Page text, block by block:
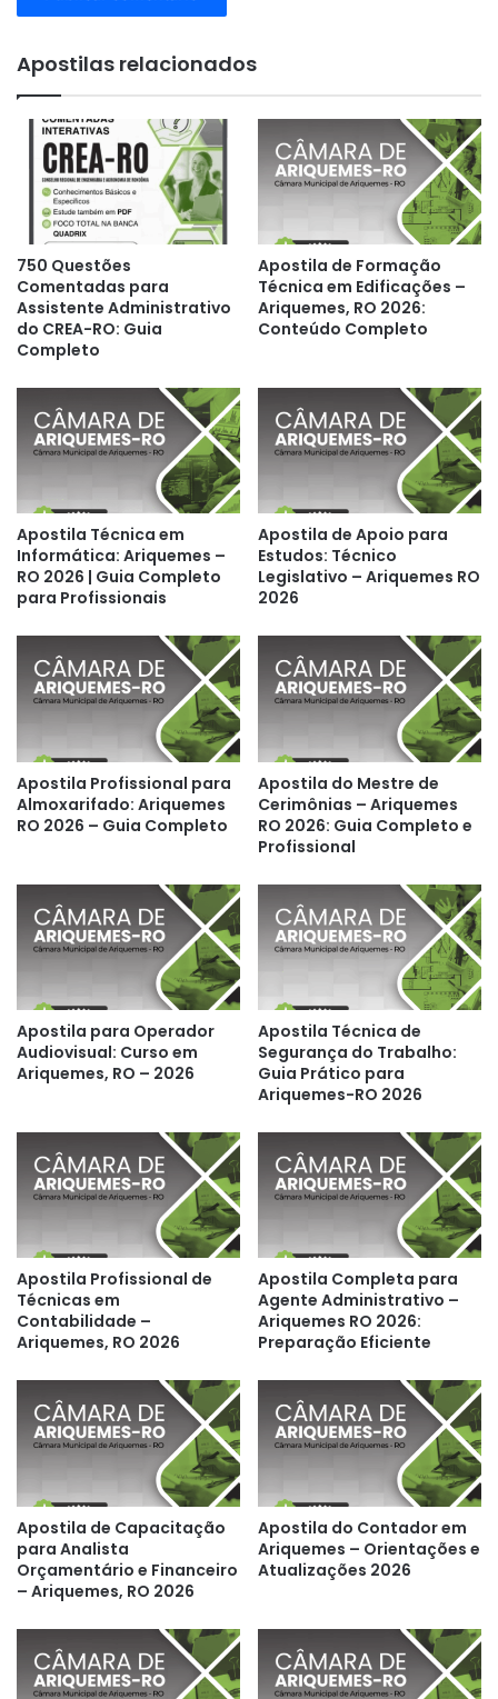
Apostilas relacionados
750 Questões
Comentadas para
Assistente Administrativo
do CREA-RO: Guia
Completo
Apostila de Formação
Técnica em Edificações –
Ariquemes, RO 2026:
Conteúdo Completo
Apostila Técnica em
Informática: Ariquemes –
RO 2026 | Guia Completo
para Profissionais
Apostila de Apoio para
Estudos: Técnico
Legislativo – Ariquemes RO
2026
Apostila Profissional para
Almoxarifado: Ariquemes
RO 2026 – Guia Completo
Apostila do Mestre de
Cerimônias – Ariquemes
RO 2026: Guia Completo e
Profissional
Apostila para Operador
Audiovisual: Curso em
Ariquemes, RO – 2026
Apostila Técnica de
Segurança do Trabalho:
Guia Prático para
Ariquemes-RO 2026
Apostila Profissional de
Técnicas em
Contabilidade –
Ariquemes, RO 2026
Apostila Completa para
Agente Administrativo –
Ariquemes RO 2026:
Preparação Eficiente
Apostila de Capacitação
para Analista
Orçamentário e Financeiro
– Ariquemes, RO 2026
Apostila do Contador em
Ariquemes – Orientações e
Atualizações 2026